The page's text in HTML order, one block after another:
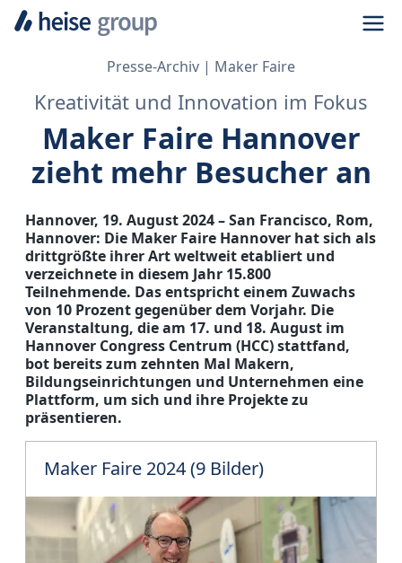
Presse-Archiv
Maker Faire
Kreativität und Innovation im Fokus
Maker Faire Hannover
zieht mehr Besucher an
Hannover, 19. August 2024 – San Francisco, Rom,
Hannover: Die Maker Faire Hannover hat sich als
drittgrößte ihrer Art weltweit etabliert und
verzeichnete in diesem Jahr 15.800
Teilnehmende. Das entspricht einem Zuwachs
von 10 Prozent gegenüber dem Vorjahr. Die
Veranstaltung, die am 17. und 18. August im
Hannover Congress Centrum (HCC) stattfand,
bot bereits zum zehnten Mal Makern,
Bildungseinrichtungen und Unternehmen eine
Plattform, um sich und ihre Projekte zu
präsentieren.
Maker Faire 2024 (9 Bilder)